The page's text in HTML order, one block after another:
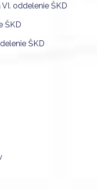
oddelenie ŠKD
ŠKD
ŠKD